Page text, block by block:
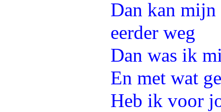
Dan kan mijn
eerder weg
Dan was ik
En met wat
Heb ik voor